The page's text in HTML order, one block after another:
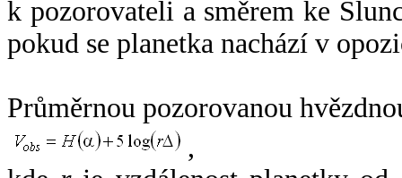
k pozorovateli a směrem ke
pokud se planetka nachází v
Průměrnou pozorovanou
,